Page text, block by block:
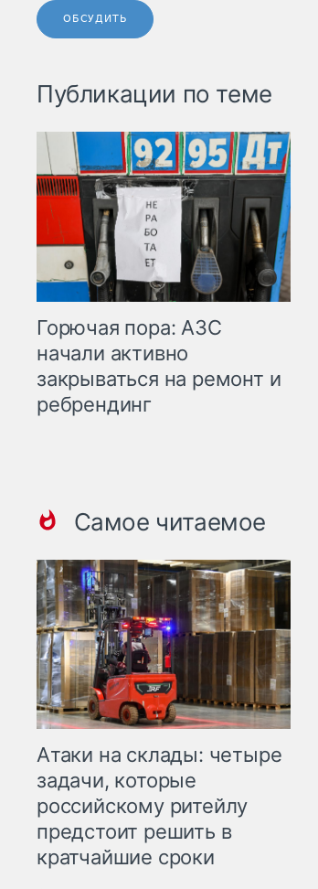
ОБСУДИТЬ
Публикации по теме
Горючая пора: АЗС
начали активно
закрываться на ремонт и
ребрендинг
Самое читаемое
Атаки на склады: четыре
задачи, которые
российскому ритейлу
предстоит решить в
кратчайшие сроки